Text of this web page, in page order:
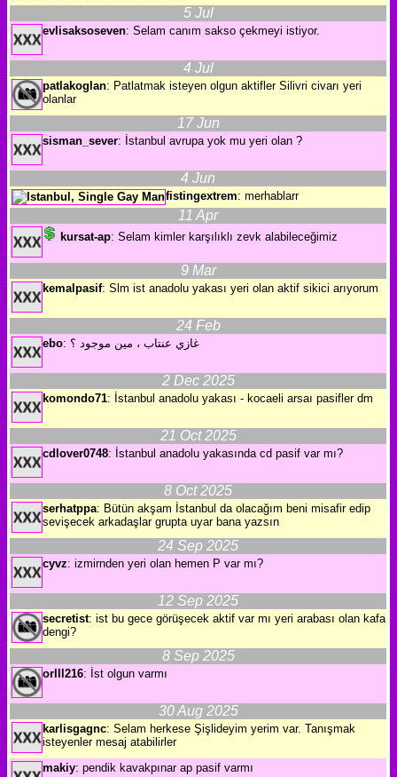
5 Jul
evlisaksoseven: Selam canım sakso çekmeyi istiyor.
4 Jul
patlakoglan: Patlatmak isteyen olgun aktifler Silivri civarı yeri
olanlar
17 Jun
sisman_sever: İstanbul avrupa yok mu yeri olan ?
4 Jun
fistingextrem: merhablarr
11 Apr
kursat-ap: Selam kimler karşılıklı zevk alabileceğimiz
9 Mar
kemalpasif: Slm ist anadolu yakası yeri olan aktif sikici arıyorum
24 Feb
ebo : غازي عنتاب ، مين موجود ؟
2 Dec 2025
komondo71: İstanbul anadolu yakası - kocaeli arsaı pasifler dm
21 Oct 2025
cdlover0748: İstanbul anadolu yakasında cd pasif var mı?
8 Oct 2025
serhatppa: Bütün akşam İstanbul da olacağım beni misafir edip
sevişecek arkadaşlar grupta uyar bana yazsın
24 Sep 2025
cyvz: izmirnden yeri olan hemen P var mı?
12 Sep 2025
secretist: ist bu gece görüşecek aktif var mı yeri arabası olan kafa
dengi?
8 Sep 2025
orlll216: İst olgun varmı
30 Aug 2025
karlisgagnc: Selam herkese Şişlideyim yerim var. Tanışmak
isteyenler mesaj atabilirler
makiy: pendik kavakpınar ap pasif varmı